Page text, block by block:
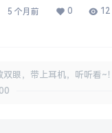
5 个月前 0 12
双眼，带上耳机，听听看~！